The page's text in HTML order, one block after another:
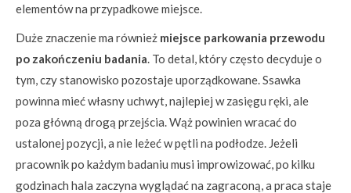
elementów na przypadkowe miejsce.
Duże znaczenie ma również miejsce parkowania przewodu
po zakończeniu badania . To detal, który często decyduje o
tym, czy stanowisko pozostaje uporządkowane. Ssawka
powinna mieć własny uchwyt, najlepiej w zasięgu ręki, ale
poza główną drogą przejścia. Wąż powinien wracać do
ustalonej pozycji, a nie leżeć w pętli na podłodze. Jeżeli
pracownik po każdym badaniu musi improwizować, po kilku
godzinach hala zaczyna wyglądać na zagraconą, a praca staje